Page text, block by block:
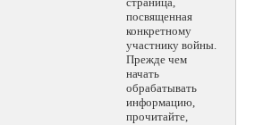
посвященная
конкретному
участнику войны.
Прежде чем
начать
обрабатывать
информацию,
прочитайте,